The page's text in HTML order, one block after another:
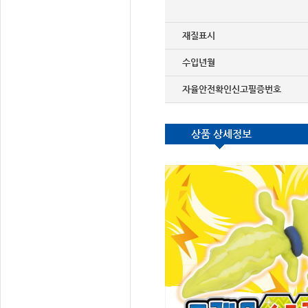
재질표시
수입년월
자율안전확인신고필증번호
상품 상세정보